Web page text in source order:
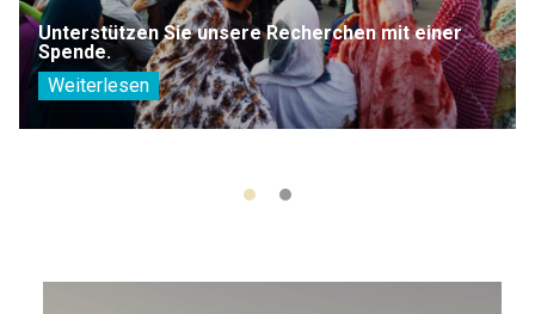
Unterstützen Sie unsere Recherchen mit einer
Spende.
Weiterlesen